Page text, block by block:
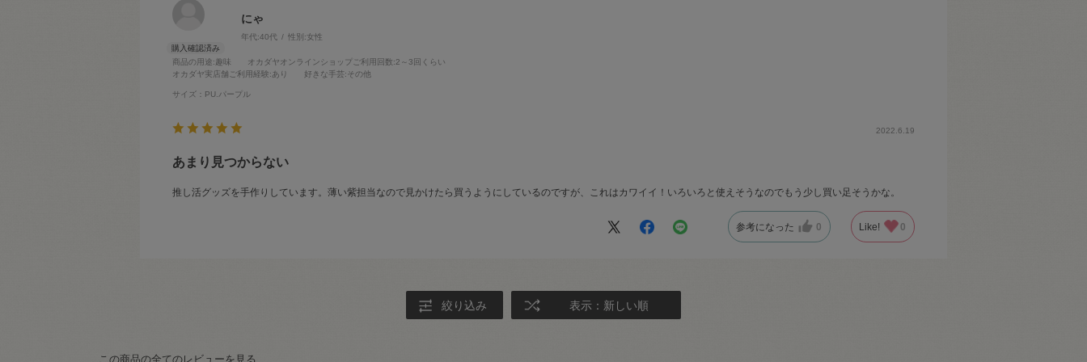
にゃ
年代:40代 性別:女性
商品の用途:趣味 オカダヤオンラインショップご利用回数:2～3回くらい
オカダヤ実店舗ご利用経験:あり 好きな手芸:その他
サイズ：PU.パープル
2022.6.19
あまり見つからない
推し活グッズを手作りしています。薄い紫担当なので見かけたら買うようにしているのですが、これはカワイイ！いろいろと使えそうなのでもう少し買い足そうかな。
参考になった 0 Like! 0
絞り込み 表示：新しい順
この商品の全てのレビューを見る